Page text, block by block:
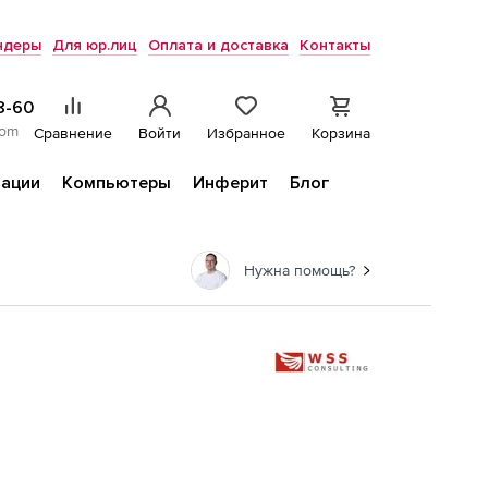
Для юр.лиц Оплата и доставка Контакты
60
Сравнение Войти Избранное Корзина
Компьютеры Инферит
Блог
Нужна помощь?